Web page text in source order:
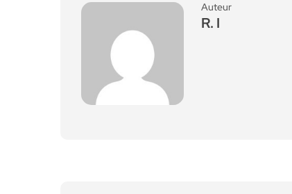
Auteur
R. I